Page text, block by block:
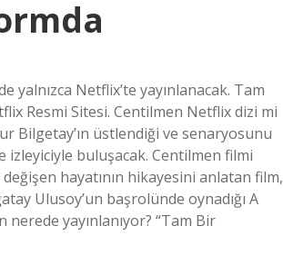
yalnızca Netflix’te yayınlanacak. Tam
Resmi Sitesi. Centilmen Netflix dizi mi
Bilgetay’ın üstlendiği ve senaryosunu
izleyiciyle buluşacak. Centilmen filmi
hayatının hikayesini anlatan film,
Ulusoy’un başrolünde oynadığı A
nerede yayınlanıyor? “Tam Bir